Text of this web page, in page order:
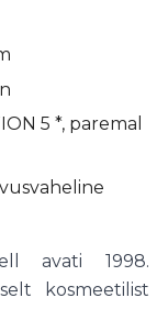
avati 1998.
kosmeetilist
5 *, paremal